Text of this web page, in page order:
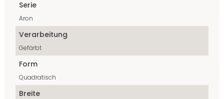
Serie
Aron
Verarbeitung
Gefärbt
Form
Quadratisch
Breite